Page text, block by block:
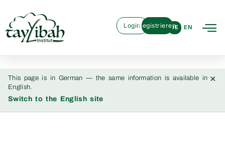
DE EN
LoginRegistrieren
This page is in German — the same information is available in
English.
Switch to the English site
×